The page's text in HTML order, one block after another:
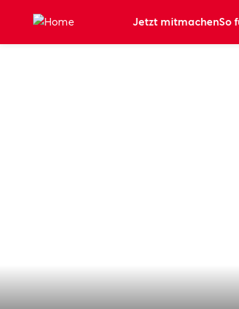
Zum Hauptinhalt springen
Jetzt mitmachenSo